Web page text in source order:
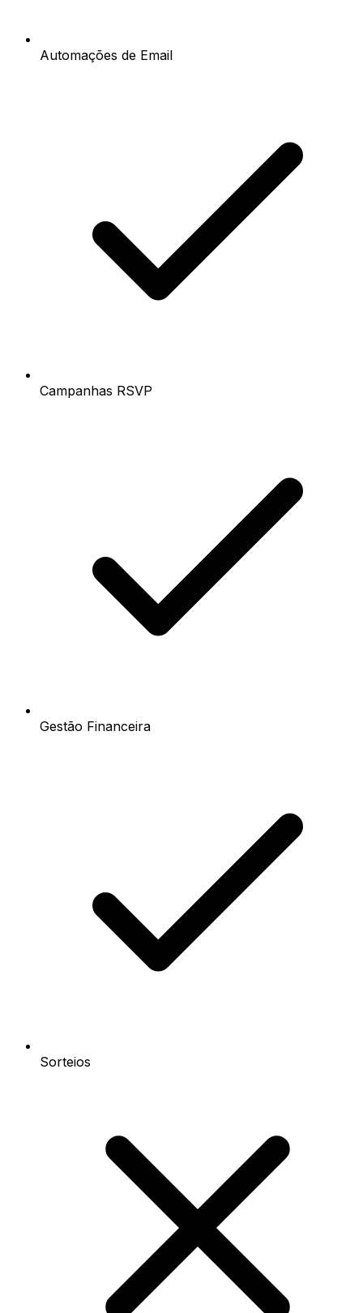
Automações de Email
Campanhas RSVP
Gestão Financeira
Sorteios